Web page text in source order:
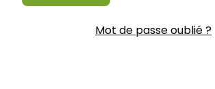
Mot de passe oublié ?